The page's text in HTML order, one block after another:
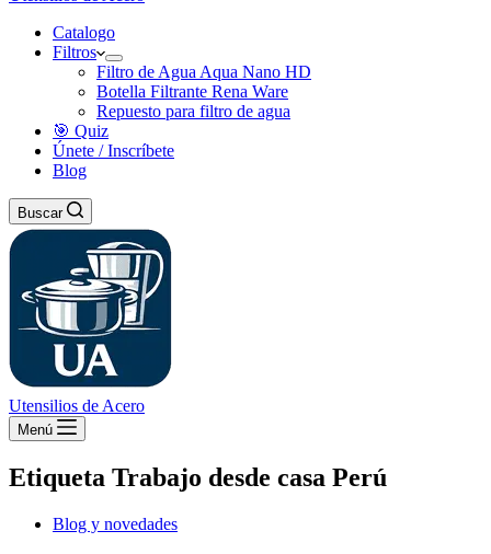
Catalogo
Filtros
Filtro de Agua Aqua Nano HD
Botella Filtrante Rena Ware
Repuesto para filtro de agua
🎯 Quiz
Únete / Inscríbete
Blog
Buscar
Utensilios de Acero
Menú
Etiqueta Trabajo desde casa Perú
Blog y novedades